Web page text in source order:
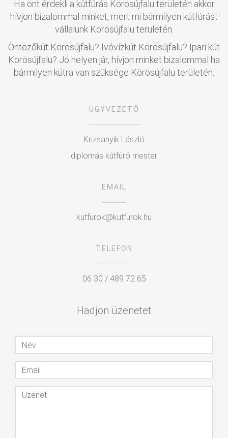
Ha önt érdekli a kútfúrás Körösújfalu területén akkor
hívjon bizalommal minket, mert mi bármilyen kútfúrást
vállalunk Körösújfalu területén.
Öntözőkút Körösújfalu? Ivóvízkút Körösújfalu? Ipari kút
Körösújfalu? Jó helyen jár, hívjon minket bizalommal ha
bármilyen kútra van szüksége Körösújfalu területén.
ÜGYVEZETŐ
Krizsanyik László
diplomás kútfúró mester
EMAIL
kutfurok@kutfurok.hu
TELEFON
06 30 / 489 72 65
Hadjon üzenetet